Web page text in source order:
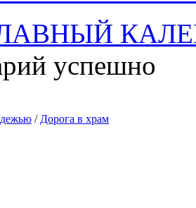
успешно
/ Дорога в храм